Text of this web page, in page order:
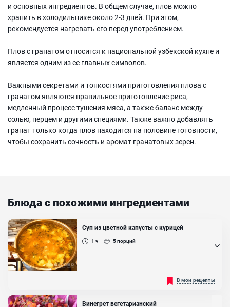
и основных ингредиентов. В общем случае, плов можно
хранить в холодильнике около 2-3 дней. При этом,
рекомендуется нагревать его перед употреблением.
Плов с гранатом относится к национальной узбекской кухне и
является одним из ее главных символов.
Важными секретами и тонкостями приготовления плова с
гранатом являются правильное приготовление риса,
медленный процесс тушения мяса, а также баланс между
солью, перцем и другими специями. Также важно добавлять
гранат только когда плов находится на половине готовности,
чтобы сохранить сочность и аромат гранатовых зерен.
Блюда с похожими ингредиентами
Суп из цветной капусты с курицей
1 ч 5порций
Легкий, диетический и очень вкусный суп из цветной капусты с
курицей - что может быть проще? Мягкая, разваристая цветная
капуста, легкий куриный бульон, кусочки мяса и картофеля - до
чего же сытный и аппетитный суп! Отлично подойдет для Вашего
В мои рецепты
Винегрет вегетарианский